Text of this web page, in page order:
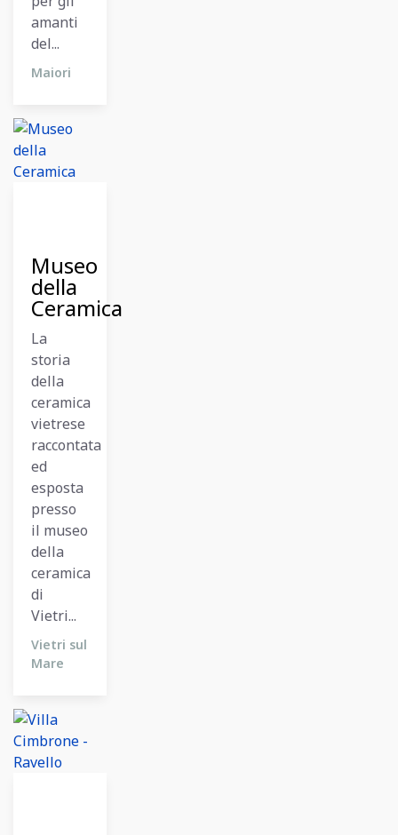
amanti
del...
Maiori
Museo
della
Ceramica
La
storia
della
ceramica
vietrese
raccontata
ed
esposta
presso
il museo
della
ceramica
di
Vietri...
Vietri sul
Mare